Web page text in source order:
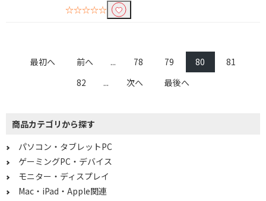
☆☆☆☆☆
最初へ 前へ ... 78 79 80
81
82
... 次へ 最後へ
商品カテゴリから探す
パソコン・タブレットPC
ゲーミングPC・デバイス
モニター・ディスプレイ
Mac・iPad・Apple関連
TypeC変換ケーブル・
10型～11型未満
10型～
12型～